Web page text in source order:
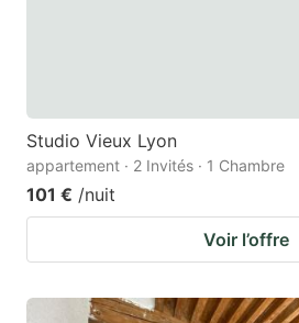
Studio Vieux Lyon
appartement · 2 Invités · 1 Chambre
101 € /nuit
Voir l’offre